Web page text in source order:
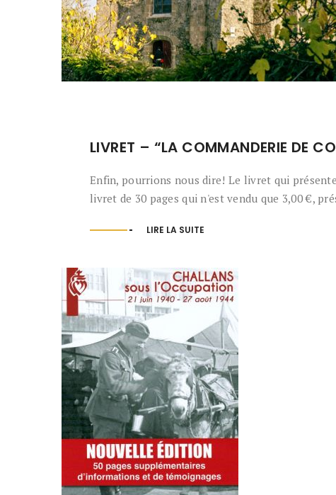
LIVRET – “LA COMMANDERIE DE
Enfin, pourrions nous dire! Le livret qui
livret de 30 pages qui n'est vendu que 3,00 €,
LIRE LA SUITE